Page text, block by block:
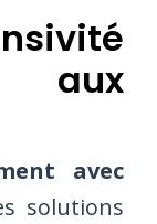
avec
solutions